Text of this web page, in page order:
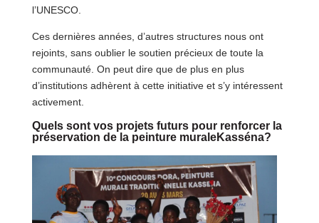
l’UNESCO.
Ces dernières années, d’autres structures nous ont
rejoints, sans oublier le soutien précieux de toute la
communauté. On peut dire que de plus en plus
d’institutions adhèrent à cette initiative et s’y intéressent
activement.
Quels sont vos projets futurs pour renforcer la
préservation de la peinture muraleKasséna?